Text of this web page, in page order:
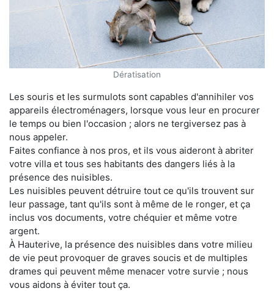
Dératisation
Les souris et les surmulots sont capables d'annihiler vos
appareils électroménagers, lorsque vous leur en procurer
le temps ou bien l'occasion ; alors ne tergiversez pas à
nous appeler.
Faites confiance à nos pros, et ils vous aideront à abriter
votre villa et tous ses habitants des dangers liés à la
présence des nuisibles.
Les nuisibles peuvent détruire tout ce qu'ils trouvent sur
leur passage, tant qu'ils sont à même de le ronger, et ça
inclus vos documents, votre chéquier et même votre
argent.
À Hauterive, la présence des nuisibles dans votre milieu
de vie peut provoquer de graves soucis et de multiples
drames qui peuvent même menacer votre survie ; nous
vous aidons à éviter tout ça.